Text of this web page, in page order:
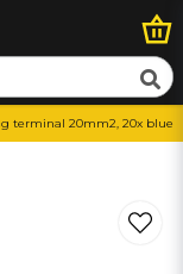
terminal 20mm2, 20x blue